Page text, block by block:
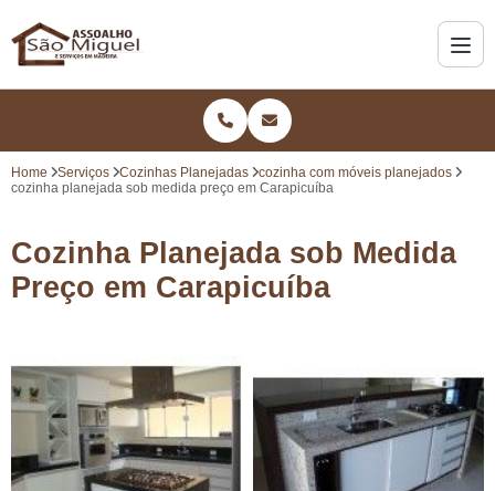
Home Serviços Cozinhas Planejadas
cozinha com móveis planejados
cozinha planejada sob medida preço em Carapicuíba
Cozinha Planejada sob Medida
Preço em Carapicuíba